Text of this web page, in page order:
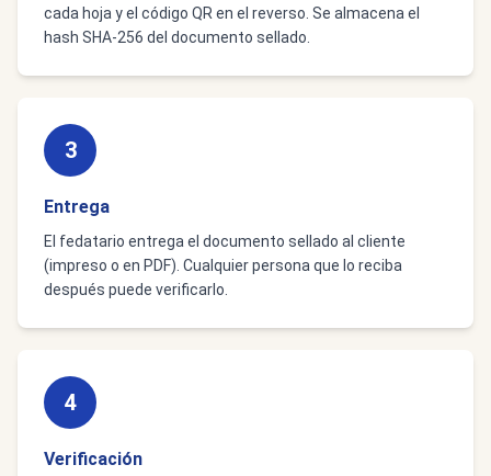
cada hoja y el código QR en el reverso. Se almacena el
hash SHA-256 del documento sellado.
3
Entrega
El fedatario entrega el documento sellado al cliente
(impreso o en PDF). Cualquier persona que lo reciba
después puede verificarlo.
4
Verificación